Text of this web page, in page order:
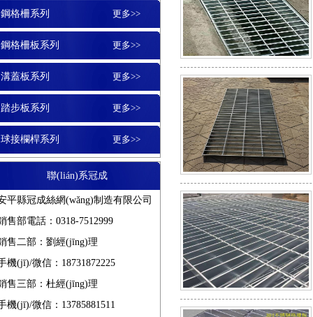
樓梯鋼格板
鋼格板護(hù)欄
鋼格板吊頂
對(duì)插鋼格
板
平臺(tái)
鋁板
格柵
格
水溝蓋板
鋼格柵系列 更多>>
鋼格柵板系列 更多>>
溝蓋板系列 更多>>
踏步板系列 更多>>
球接欄桿系列 更多>>
聯(lián)系冠成
平縣冠成絲網(wǎng)制造有限公司
售部電話：0318-7512999
售二部：劉經(jīng)理
機(jī)/微信：18731872225
售三部：杜經(jīng)理
機(jī)/微信：13785881511